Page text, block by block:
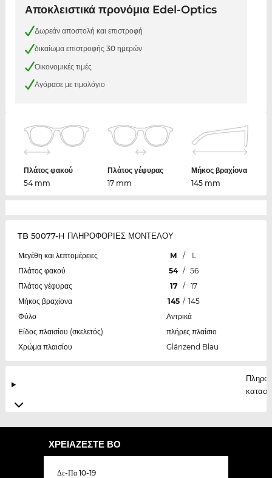
Αποκλειστικά προνόμια Edel-Optics
Δωρεάν αποστολή και επιστροφή
δικαίωμα επιστροφής 30 ημερών
Οικονομικές τιμές
Αγόρασε με τιμολόγιο
Πλάτος φακού
54 mm
Πλάτος γέφυρας
17 mm
Μήκος βραχίονα
145 mm
TB 50077-H ΠΛΗΡΟΦΟΡΙΕΣ ΜΟΝΤΕΛΟΥ
Μεγέθη και λεπτομέρειες M /
L
Πλάτος φακού
54 / 56
Πλάτος γέφυρας
17 /
17
Μήκος βραχίονα
145 / 145
Φύλο
Αντρικά
Είδος πλαισίου (σκελετός)
πλήρες πλαίσιο
Χρώμα πλαισίου
Glänzend Blau
ΧΡΕΙΆΖΕΣΤΕ ΒΟ
Δε-Πα 10-19